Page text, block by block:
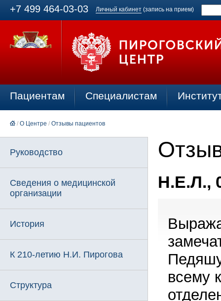
+7 499 464-03-03 Личный кабинет (запись на прием)
Пациентам Специалистам
/ О Центре / Отзывы пациентов
Руководство
Сведения о медицинской
организации
История
К 210-летию Н.И. Пирогова
Структура
Н.Е.Л.,
всему